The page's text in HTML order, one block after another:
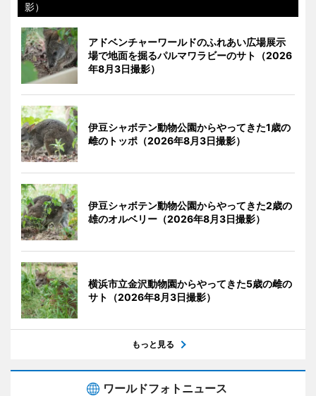
影）
アドベンチャーワールドのふれあい広場展示
場で地面を掘るパルマワラビーのサト（2026
年8月3日撮影）
伊豆シャボテン動物公園からやってきた1歳の
雌のトッポ（2026年8月3日撮影）
伊豆シャボテン動物公園からやってきた2歳の
雄のオルベリー（2026年8月3日撮影）
横浜市立金沢動物園からやってきた5歳の雌の
サト（2026年8月3日撮影）
もっと見る
ワールドフォトニュース